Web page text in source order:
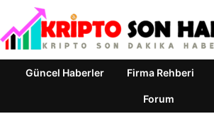
Güncel Haberler Firma Rehberi
Forum